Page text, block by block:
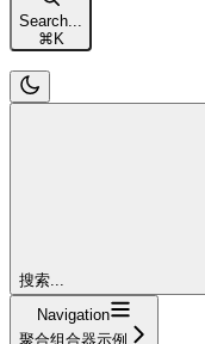
Search...
⌘ K
搜索...
Navigation
聚合组合器示例